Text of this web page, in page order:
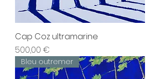
Cap Coz ultramarine
Prix
500,00 €
Bleu outremer